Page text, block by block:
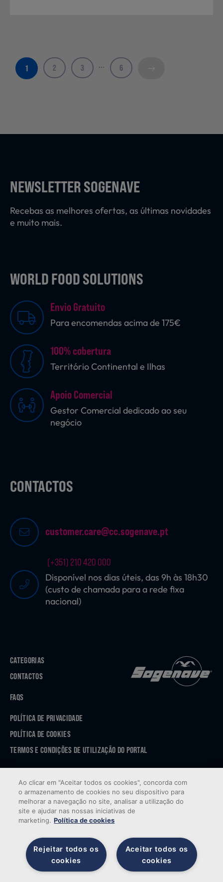
1 2 3 ... 6
NEWSLETTER SOGENAVE
Recebas as melhores ofertas, as últimas novidades
e muito mais.
WORLD FOOD SOLUTIONS
Envio Gratuito
Para encomendas acima de 175€
100% cobertura
Território Continental e Ilhas
Apoio Comercial
Gestor Comercial dedicado ao seu
negócio
CONTACTOS
customer.care@cc.sogenave.pt
(+351) 210 420 000
Disponível nos dias úteis, das 9h às 18h30
(custo de chamada para a rede fixa
nacional)
CATEGORIAS
CONTACTOS
FAQS
POLÍTICA DE PRIVACIDADE
POLÍTICA DE COOKIES
TERMOS E CONDIÇÕES DE UTILIZAÇÃO DO PORTAL
APP STORE
GOOGLE PLAY
© 2026 Sogenave — Todos os direitos reservados. Desenvolvido porBrandability
Ao clicar em "Aceitar todos os cookies", concorda com
o armazenamento de cookies no seu dispositivo para
melhorar a navegação no site, analisar a utilização do
site e ajudar nas nossas iniciativas de
marketing. Política de cookies
Aceitar todos os
cookies
Rejeitar todos os
cookies